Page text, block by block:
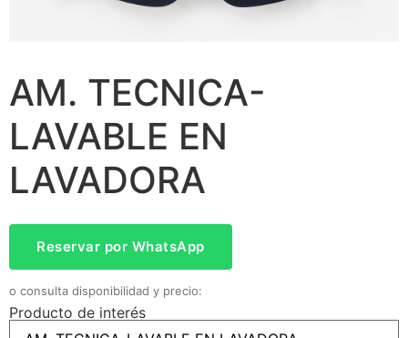
AM. TECNICA-
LAVABLE EN
LAVADORA
Reservar por WhatsApp
o consulta disponibilidad y precio:
Producto de interés